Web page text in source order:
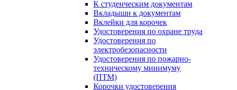
К студенческим документам
Вкладыши к документам
Вклейки для корочек
Удостоверения по охране труда
Удостоверения по
электробезопасности
Удостоверения по пожарно-
техническому минимуму
(ПТМ)
Корочки удостоверения